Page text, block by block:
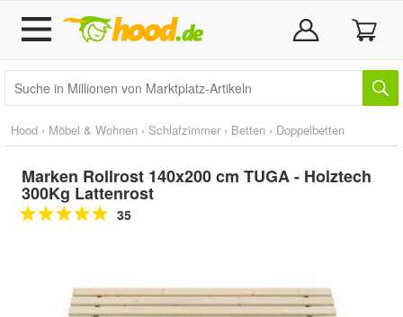
Hood › Möbel & Wohnen › Schlafzimmer › Betten › Doppelbetten
Marken Rollrost 140x200 cm TUGA - Holztech
300Kg Lattenrost
35